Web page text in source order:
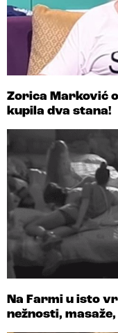
Zorica Marković
kupila dva stana!
Na Farmi u isto
nežnosti,